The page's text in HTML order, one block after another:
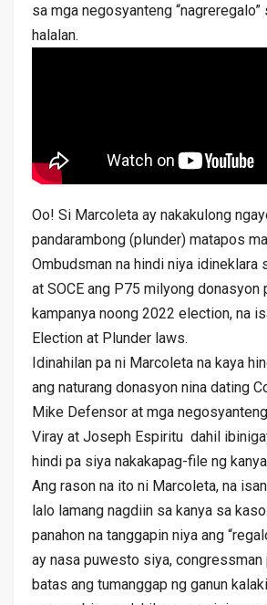
sa mga negosyanteng “nagreregalo”
halalan.
Oo! Si Marcoleta ay nakakulong
pandarambong (plunder) matapos
Ombudsman na hindi niya idineklara
at SOCE ang P75 milyong donasyon
kampanya noong 2022 election, na
Election at Plunder laws.
Idinahilan pa ni Marcoleta na kaya
ang naturang donasyon nina dating
Mike Defensor at mga
Viray at Joseph Espiritu dahil
hindi pa siya nakakapag-file ng
Ang rason na ito ni Marcoleta, na
lalo lamang nagdiin sa kanya sa
panahon na tanggapin niya ang
ay nasa puwesto siya, congressman
batas ang tumanggap ng ganun